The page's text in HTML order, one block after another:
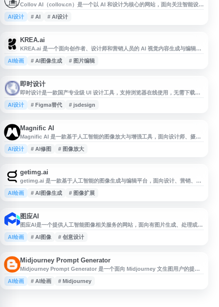
Collov AI（collov.cn）是一个以 AI 和设计为核心的网站，面向关注智能设计
工具、创意生成与数字化设计流程的用户。网站可作为了解 Collov 品牌、AI
设计相关功能与应用场景的入口，适合设计师、内容创作者及对 AI 设计服务
AI设计 # AI # AI设计
KREA.ai
KREA.ai 是一个面向创作者、设计师和营销人员的 AI 视觉内容生成与编辑平
台，提供图像生成、实时创作、视频生成、图像增强、风格参考等功能。用户
可通过文本提示词、参考图或编辑工具快速生成高质量视觉素材，适用于概念
AI绘画 # AI图像生成 # 图片编辑
即时设计
即时设计是一款国产专业级 UI 设计工具，支持浏览器在线使用，无需下载安
装。平台兼容 Sketch、Figma、XD 等主流设计软件格式，可直接导入文件进
行编辑。提供海量免费设计资源库，包括 UI 组件、图标、插画等素材，设计
AI设计 # Figma替代 # jsdesign
Magnific AI
Magnific AI 是一款基于人工智能的图像放大与增强工具，面向设计师、摄影
师、艺术创作者和内容制作人员。平台可用于提升图片分辨率、增强细节与清
晰度，并支持对插画、照片、游戏素材、概念艺术等多种视觉内容进行优化处
AI设计 # AI修图 # 图像放大
getimg.ai
getimg.ai 是一款基于人工智能的图像生成与编辑平台，面向设计、营销、内
容创作等场景提供文本生成图片、图片编辑、图像扩展、风格转换等工具。用
户可通过输入提示词生成多种视觉内容，也可对现有图片进行修改与优化，适
AI绘画 # AI图像生成 # 图像扩展
图应AI
图应AI是一个提供人工智能图像相关服务的网站，面向有图片生成、处理或创
意设计需求的用户。平台可用于探索AI在视觉内容创作中的应用，帮助用户提
升图片制作与设计效率。适合设计师、内容创作者、电商运营及对AI图像工具
AI绘画 # AI图像 # 创意设计
Midjourney Prompt Generator
Midjourney Prompt Generator 是一个面向 Midjourney 文生图用户的提示
词生成工具，可帮助用户快速组织和生成适用于 AI 图像创作的英文
Prompt。该网页适合需要提升提示词编写效率、探索图像风格与创作方向的
AI绘画 # AI绘画 # Midjourney